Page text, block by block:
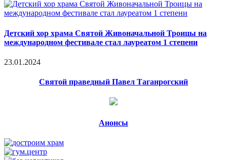
Детский хор храма Святой Живоначальной Троицы на
международном фестивале стал лауреатом 1 степени
23.01.2024
Святой праведный Павел Таганрогский
Анонсы